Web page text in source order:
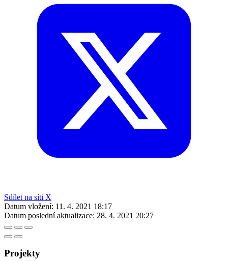
Sdílet na síti X
Datum vložení: 11. 4. 2021 18:17
Datum poslední aktualizace: 28. 4. 2021 20:27
Projekty